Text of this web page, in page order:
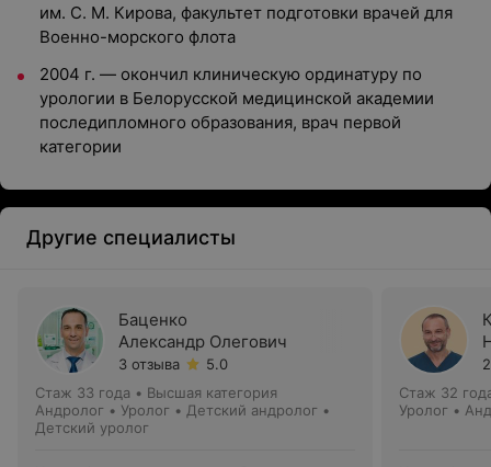
им. С. М. Кирова, факультет подготовки врачей для
Военно-морского флота
2004 г. — окончил клиническую ординатуру по
урологии в Белорусской медицинской академии
последипломного образования, врач первой
категории
Другие специалисты
Баценко
Александр Олегович
3 отзыва
5.0
Стаж 33 года • Высшая категория
Андролог • Уролог • Детский андролог •
Детский уролог
Стаж 32
Уролог •